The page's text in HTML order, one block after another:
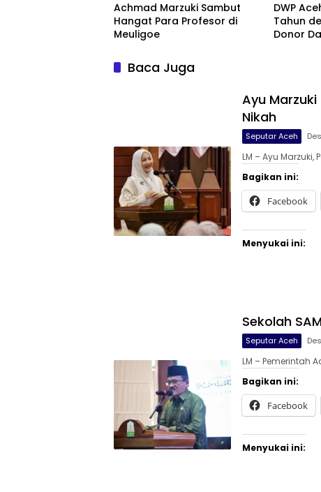
Achmad Marzuki Sambut
Hangat Para Profesor di
Meuligoe
DWP
Tahun
Donor
Baca Juga
Ayu
Nikah
Seputar Aceh
LM – Ayu Marzuki,
Bagikan ini:
Facebook
Menyukai ini:
Sekolah
Seputar Aceh
LM – Pemerintah
Bagikan ini:
Facebook
Menyukai ini: